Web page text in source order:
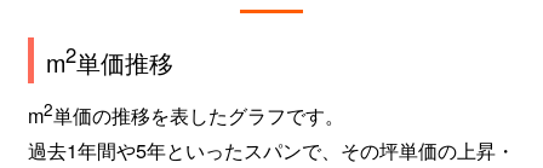
m2単価推移
m2単価の推移を表したグラフです。
過去1年間や5年といったスパンで、その坪単価の上昇・